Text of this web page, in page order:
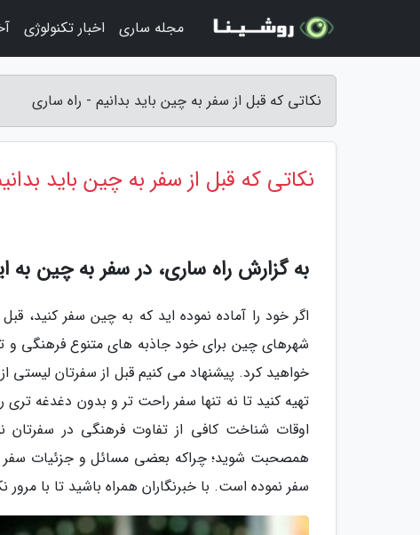
نکاتی که قبل از سفر به چین باید بدانیم - راه ساری
نکاتی که قبل از سفر به چین باید
به گزارش راه ساری، در سفر به چین به
اگر خود را آماده نموده اید که به چین سفر کنید،
شهرهای چین برای خود جاذبه های متنوع فرهنگی و
خواهید کرد. پیشنهاد می کنیم قبل از سفرتان لیستی
تهیه کنید تا نه تنها سفر راحت تر و بدون دغدغه تری
اوقات شناخت کافی از تفاوت فرهنگی در سفرتان
همصحبت شوید؛ چراکه بعضی مسائل و جزئیات سفر
سفر نموده است. با خبرنگاران همراه باشید تا با
مجله ساری اخبار تکنولوژی